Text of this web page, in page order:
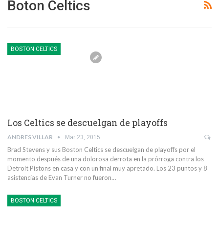
Boton Celtics
BOSTON CELTICS
Los Celtics se descuelgan de playoffs
ANDRES VILLAR Mar 23, 2015
Brad Stevens y sus Boston Celtics se descuelgan de playoffs por el
momento después de una dolorosa derrota en la prórroga contra los
Detroit Pistons en casa y con un final muy apretado. Los 23 puntos y 8
asistencias de Evan Turner no fueron…
BOSTON CELTICS